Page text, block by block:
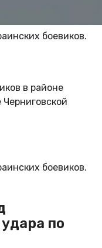
боевиков.
в районе
Черниговской
боевиков.
по